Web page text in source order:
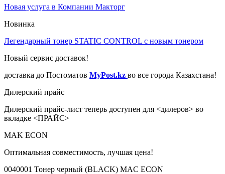
Новая услуга в Компании Макторг
Новинка
Легендарный тонер STATIC CONTROL с новым тонером
Новый сервис доставок!
доставка до Постоматов MyPost.kz во все города Казахстана!
Дилерский прайс
Дилерский прайс-лист теперь доступен для <дилеров> во
вкладке <ПРАЙС>
MAK ECON
Оптимальная совместимость, лучшая цена!
0040001 Тонер черный (BLACK) MAC ECON